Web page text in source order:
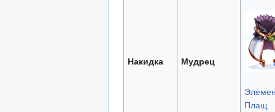
Накидка Мудрец
Плащ